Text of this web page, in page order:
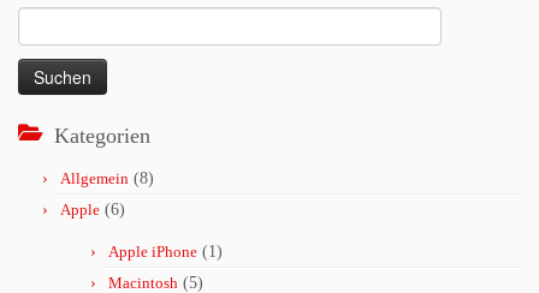
nach:
Kategorien
Allgemein (8)
Apple (6)
Apple iPhone (1)
Macintosh (5)